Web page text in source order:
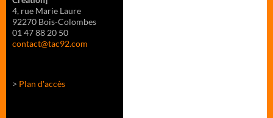
4, rue Marie Laure
92270 Bois-Colombes
01 47 88 20 50
contact@tac92.com
> Plan d'accès